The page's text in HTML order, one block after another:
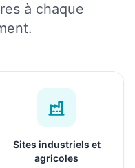
à chaque
Sites industriels et
agricoles